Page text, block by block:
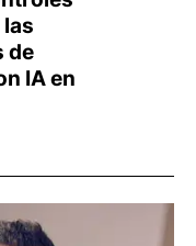
de
IA en